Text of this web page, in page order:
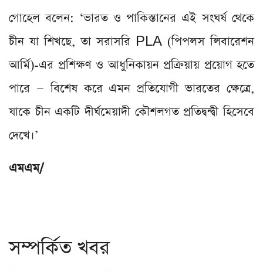
গোহেল বলেন: ‘ভারত ও পাকিস্তানের এই সংঘর্ষ থেকে
চীন যা শিখছে, তা সরাসরি PLA (পিপলস লিবারেশন
আর্মি)-এর প্রশিক্ষণ ও আধুনিকায়ন প্রক্রিয়ায় প্রয়োগ হতে
পারে — বিশেষ করে এমন প্রতিযোগী ভারতের ক্ষেত্রে,
যাকে চীন একটি দীর্ঘমেয়াদী কৌশলগত প্রতিদ্বন্দ্বী হিসেবে
দেখে।’
এমএম/
সম্পর্কিত খবর